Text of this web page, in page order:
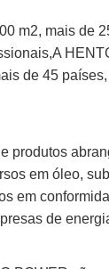
m2, mais de
de 45
produtos
em óleo,
em
de